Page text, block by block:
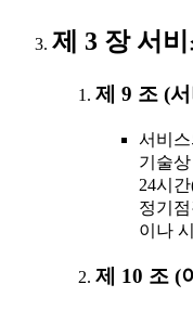
제 3 장 서
제 9 조 (
서비
기술
24시
정기
이나
제 10 조 (